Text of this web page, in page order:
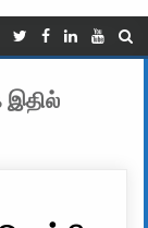
இதில்